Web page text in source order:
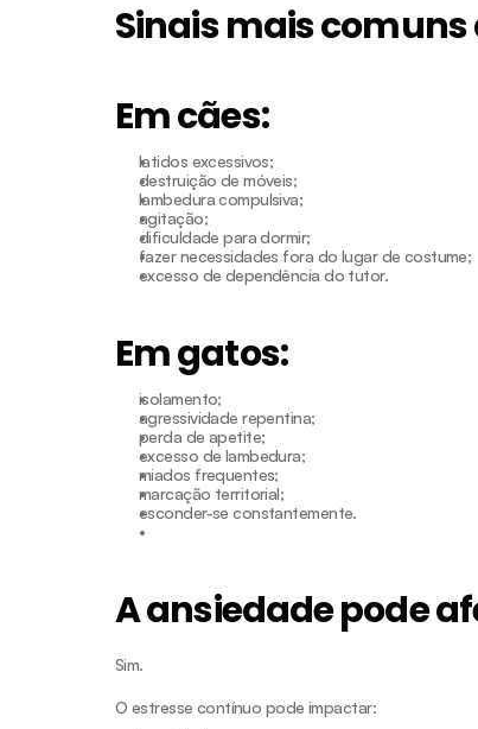
Sinais mais
Em cães:
latidos excessivos;
destruição de móveis;
lambedura compulsiva;
agitação;
dificuldade para dormir;
fazer necessidades fora do lugar de costume;
excesso de dependência do tutor.
Em gatos:
isolamento;
agressividade repentina;
perda de apetite;
excesso de lambedura;
miados frequentes;
marcação territorial;
esconder-se constantemente.
A ansiedade pode
Sim.
O estresse contínuo pode impactar: